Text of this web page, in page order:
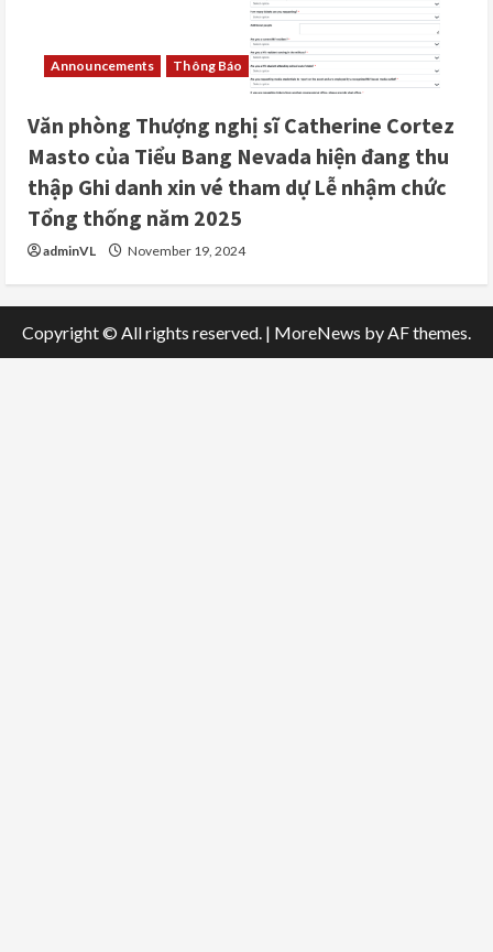
Announcements Thông Báo
Văn phòng Thượng nghị sĩ Catherine Cortez
Masto của Tiểu Bang Nevada hiện đang thu
thập Ghi danh xin vé tham dự Lễ nhậm chức
Tổng thống năm 2025
adminVL November 19, 2024
Copyright © All rights reserved. | MoreNews by AF themes.